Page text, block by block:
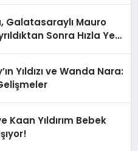
Galatasaraylı Mauro
Sonra Hızla Yeni
Yıldızı ve Wanda Nara:
Kaan Yıldırım Bebek